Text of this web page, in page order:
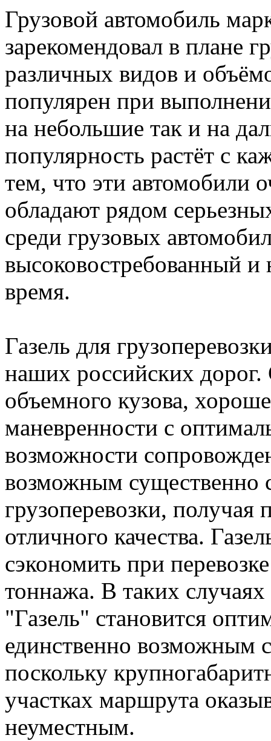
Грузовой автомобиль
зарекомендовал в плане
различных видов и
популярен при
на небольшие так и на
популярность растёт с
тем, что эти автомобили
обладают рядом
среди грузовых
высоковостребованный и
время.
Газель для
наших российских дорог.
объемного кузова,
маневренности с
возможности
возможным существенно
грузоперевозки,
отличного качества.
сэкономить при
тоннажа. В таких случаях
"Газель" становится
единственно возможным
поскольку
участках маршрута
неуместным.